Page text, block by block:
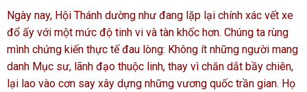
Ngày nay, Hội Thánh dường như đang lặp lại chính xác vết xe
đổ ấy với một mức độ tinh vi và tàn khốc hơn. Chúng ta rùng
mình chứng kiến thực tế đau lòng: Không ít những người mang
danh Mục sư, lãnh đạo thuộc linh, thay vì chăn dắt bầy chiên,
lại lao vào cơn say xây dựng những vương quốc trần gian. Họ